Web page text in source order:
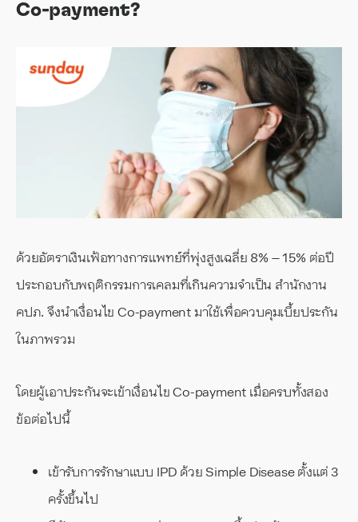
Co-payment?
ด้วยอัตราเงินเฟ้อทางการแพทย์ที่พุ่งสูงเฉลี่ย 8% – 15% ต่อปี
ประกอบกับพฤติกรรมการเคลมที่เกินความจำเป็น สำนักงาน
คปภ. จึงนำเงื่อนไข Co-payment มาใช้เพื่อควบคุมเบี้ยประกัน
ในภาพรวม
โดยผู้เอาประกันจะเข้าเงื่อนไข Co-payment เมื่อครบทั้งสอง
ข้อต่อไปนี้
เข้ารับการรักษาแบบ IPD ด้วย Simple Disease ตั้งแต่ 3
ครั้งขึ้นไป